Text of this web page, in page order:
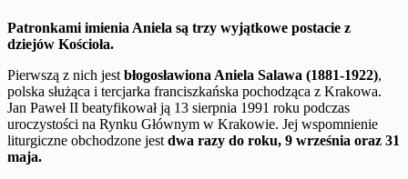
Patronkami imienia Aniela są trzy wyjątkowe postacie z
dziejów Kościoła.
Pierwszą z nich jest błogosławiona Aniela Salawa (1881-1922),
polska służąca i tercjarka franciszkańska pochodząca z Krakowa.
Jan Paweł II beatyfikował ją 13 sierpnia 1991 roku podczas
uroczystości na Rynku Głównym w Krakowie. Jej wspomnienie
liturgiczne obchodzone jest dwa razy do roku, 9 września oraz 31
maja.